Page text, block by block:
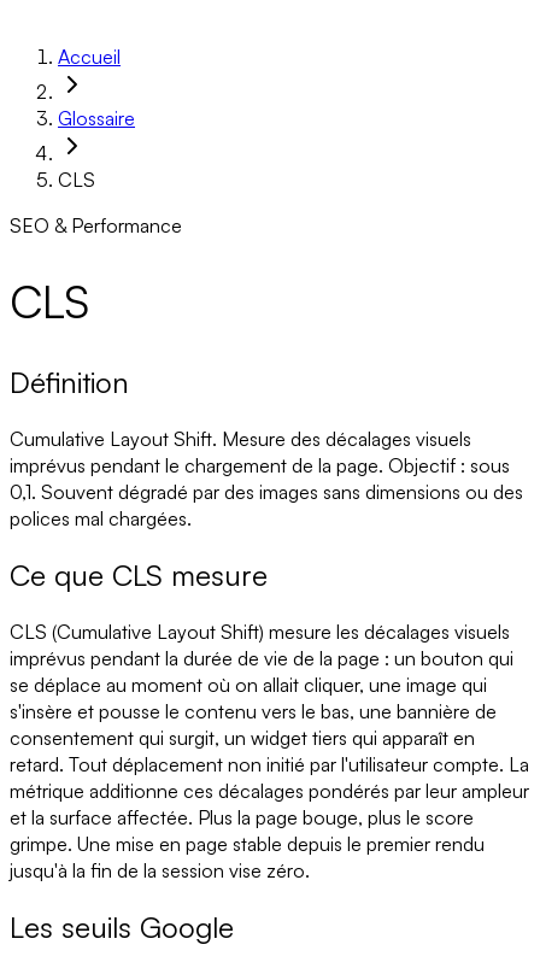
Accueil
Glossaire
CLS
SEO & Performance
CLS
Définition
Cumulative Layout Shift. Mesure des décalages visuels
imprévus pendant le chargement de la page. Objectif : sous
0,1. Souvent dégradé par des images sans dimensions ou des
polices mal chargées.
Ce que CLS mesure
CLS (Cumulative Layout Shift) mesure les décalages visuels
imprévus pendant la durée de vie de la page : un bouton qui
se déplace au moment où on allait cliquer, une image qui
s'insère et pousse le contenu vers le bas, une bannière de
consentement qui surgit, un widget tiers qui apparaît en
retard. Tout déplacement non initié par l'utilisateur compte. La
métrique additionne ces décalages pondérés par leur ampleur
et la surface affectée. Plus la page bouge, plus le score
grimpe. Une mise en page stable depuis le premier rendu
jusqu'à la fin de la session vise zéro.
Les seuils Google